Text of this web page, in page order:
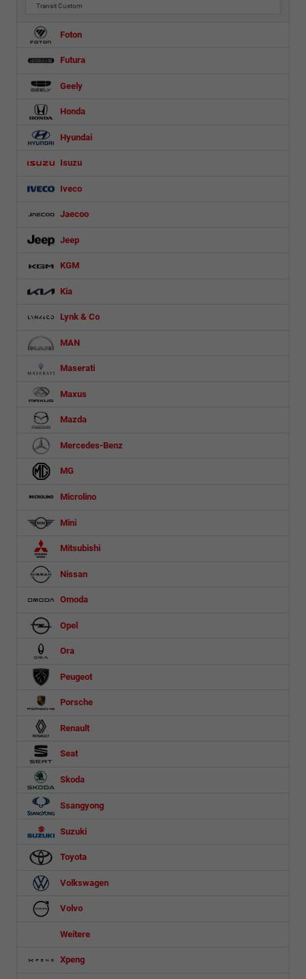
Transit Custom
Foton
Futura
Geely
Honda
Hyundai
Isuzu
Iveco
Jaecoo
Jeep
KGM
Kia
Lynk & Co
MAN
Maserati
Maxus
Mazda
Mercedes-Benz
MG
Microlino
Mini
Mitsubishi
Nissan
Omoda
Opel
Ora
Peugeot
Porsche
Renault
Seat
Skoda
Ssangyong
Suzuki
Toyota
Volkswagen
Volvo
Weitere
Xpeng